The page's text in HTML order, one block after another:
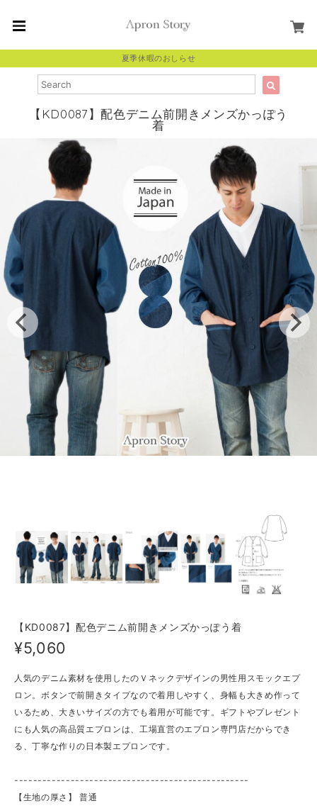
夏季休暇のおしらせ
【KD0087】配色デニム前開きメンズかっぽう
着
【KD0087】配色デニム前開きメンズかっぽう着
¥5,060
人気のデニム素材を使用したのＶネックデザインの男性用スモックエプ
ロン。ボタンで前開きタイプなので着用しやすく、身幅も大きめ作って
いるため、大きいサイズの方でも着用が可能です。ギフトやプレゼント
にも人気の高品質エプロンは、工場直営のエプロン専門店だからでき
る、丁寧な作りの日本製エプロンです。
--------------------------------------------------
【生地の厚さ】 ​普通